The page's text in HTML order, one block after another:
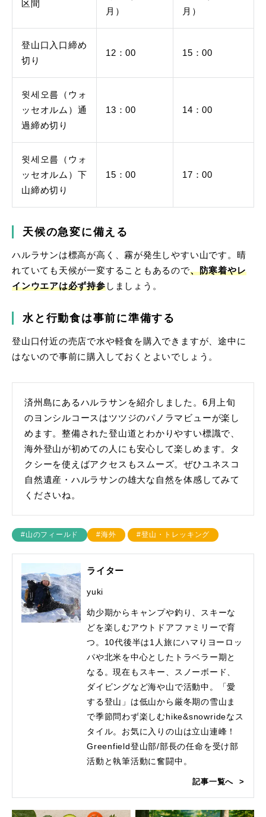
区間
月）
月）
登山口入口締め
切り
12：00 15：00
윗세오름（ウォ
ッセオルム）通
過締め切り
13：00 14：00
윗세오름（ウォ
ッセオルム）下
山締め切り
15：00 17：00
天候の急変に備える
ハルラサンは標高が高く、霧が発生しやすい山です。晴
れていても天候が一変することもあるので、防寒着やレ
インウエアは必ず持参しましょう。
水と行動食は事前に準備する
登山口付近の売店で水や軽食を購入できますが、途中に
はないので事前に購入しておくとよいでしょう。
済州島にあるハルラサンを紹介しました。6月上旬
のヨンシルコースはツツジのパノラマビューが楽し
めます。整備された登山道とわかりやすい標識で、
海外登山が初めての人にも安心して楽しめます。タ
クシーを使えばアクセスもスムーズ。ぜひユネスコ
自然遺産・ハルラサンの雄大な自然を体感してみて
くださいね。
#山のフィールド #海外 #登山・トレッキング
ライター
yuki
幼少期からキャンプや釣り、スキーな
どを楽しむアウトドアファミリーで育
つ。10代後半は1人旅にハマりヨーロッ
パや北米を中心としたトラベラー期と
なる。現在もスキー、スノーボード、
ダイビングなど海や山で活動中。「愛
する登山」は低山から厳冬期の雪山ま
で季節問わず楽しむhike&snowrideなス
タイル。お気に入りの山は立山連峰！
Greenfield登山部/部長の任命を受け部
活動と執筆活動に奮闘中。
記事一覧へ